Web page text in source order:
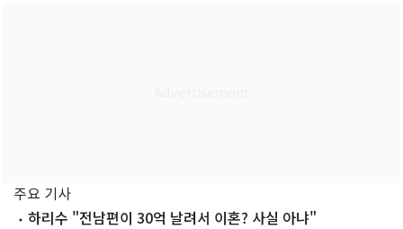
주요 기사
하리수 "전남편이 30억 날려서 이혼? 사실 아냐"